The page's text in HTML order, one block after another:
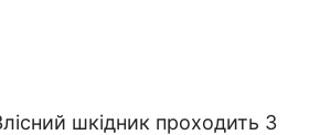
шкідник проходить 3